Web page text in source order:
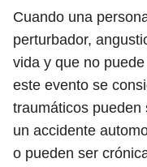
Cuando una
perturbador,
vida y que no
este evento se
traumáticos pueden
un accidente
o pueden ser